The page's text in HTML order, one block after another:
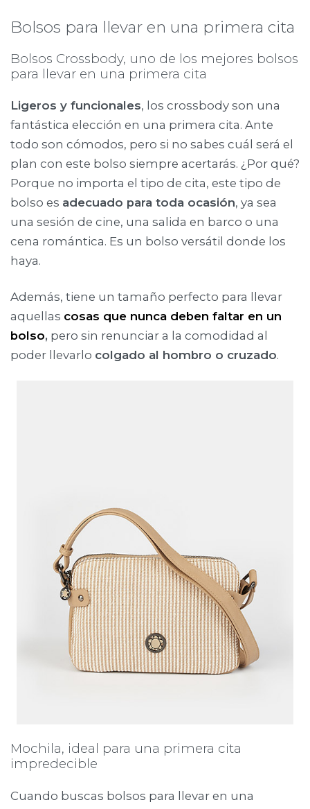
Bolsos para llevar en una primera cita
Bolsos Crossbody, uno de los mejores bolsos
para llevar en una primera cita
Ligeros y funcionales, los crossbody son una
fantástica elección en una primera cita. Ante
todo son cómodos, pero si no sabes cuál será el
plan con este bolso siempre acertarás. ¿Por qué?
Porque no importa el tipo de cita, este tipo de
bolso es adecuado para toda ocasión, ya sea
una sesión de cine, una salida en barco o una
cena romántica. Es un bolso versátil donde los
haya.
Además, tiene un tamaño perfecto para llevar
aquellas cosas que nunca deben faltar en un
bolso, pero sin renunciar a la comodidad al
poder llevarlo colgado al hombro o cruzado.
Mochila, ideal para una primera cita
impredecible
Cuando buscas bolsos para llevar en una